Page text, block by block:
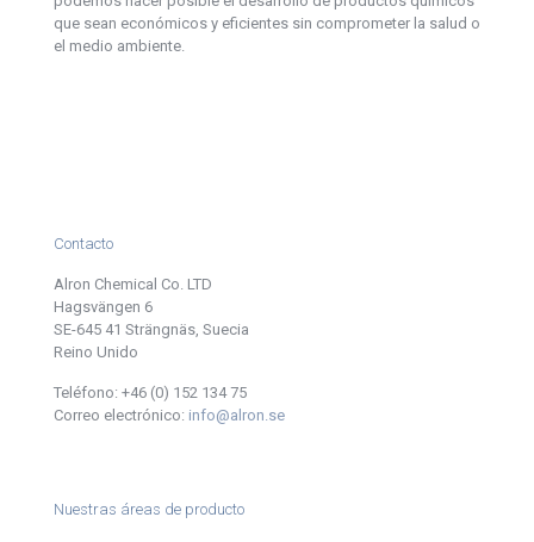
que sean económicos y eficientes sin comprometer la salud o
el medio ambiente.
Contacto
Alron Chemical Co. LTD
Hagsvängen 6
SE-645 41 Strängnäs, Suecia
Reino Unido
Teléfono: +46 (0) 152 134 75
Correo electrónico: info@alron.se
Nuestras áreas de producto